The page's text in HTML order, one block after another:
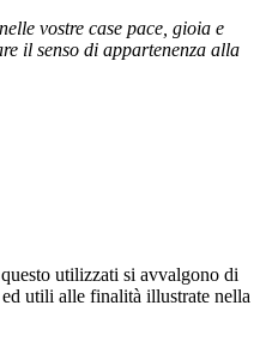
vostre case pace, gioia e
il senso di appartenenza alla
utilizzati si avvalgono di
utili alle finalità illustrate nella